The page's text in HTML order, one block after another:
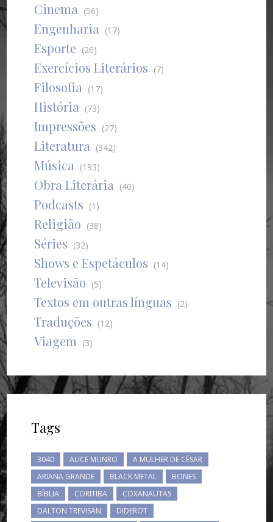
Cinema (56)
Engenharia (17)
Esporte (26)
Exercícios Literários (7)
Filosofia (17)
História (73)
Impressões (27)
Literatura (342)
Música (193)
Obra Literária (40)
Podcasts (1)
Religião (38)
Séries (32)
Shows e Espetáculos (14)
Televisão (5)
Textos em outras línguas (2)
Traduções (12)
Viagem (3)
Tags
3040 ALICE MUNRO
A MULHER DE CÉSAR
ARIANA GRANDE
BLACK METAL
BONES
BÍBLIA
CORITIBA
COXANAUTAS
DALTON TREVISAN
DIDEROT